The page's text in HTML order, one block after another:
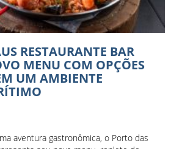
RESTAURANTE BAR
MENU COM OPÇÕES
UM AMBIENTE
aventura gastronômica, o Porto das